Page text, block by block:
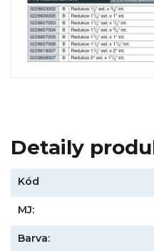
Detaily
Kód
MJ:
Barva: